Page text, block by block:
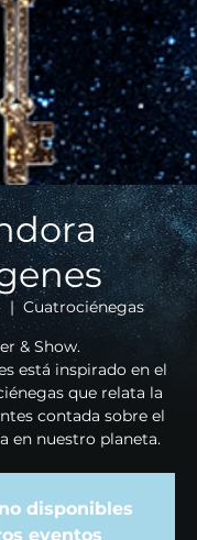
  |
Cuatrociénegas
& Show.
está inspirado en el
que relata la
contada sobre el
en nuestro planeta.
disponibles
eventos